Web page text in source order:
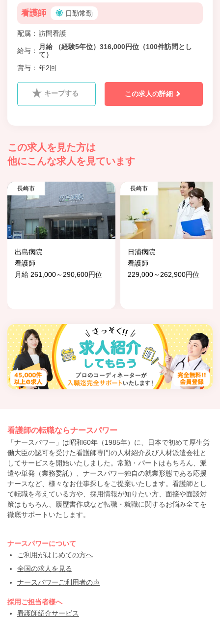
看護師 日勤常勤
配属 訪問看護
給与
月給 （経験5年位）316,000円位（100件訪問とし
て）
賞与
年2回
キープする この求人の詳細
この求人を見た方は
他にこんな求人を見ています
長崎市
出島病院
看護師
月給 261,000～290,600円位
長崎市
日浦病院
看護師
229,000～262,900円位
看護師の転職ならナースパワー
「ナースパワー」は昭和60年（1985年）に、日本で初めて厚生労
働大臣の認可を受けた看護師専門の人材紹介及び人材派遣会社と
してサービスを開始いたしました。常勤・パートはもちろん、派
遣や単発（業務委託）、ナースパワー独自の就業形態である応援
ナースなど、様々なお仕事探しをご提案いたします。看護師とし
て転職を考えている方や、採用情報が知りたい方、面接や面談対
策はもちろん、履歴書作成など転職・就職に関するお悩み全てを
徹底サポートいたします。
ナースパワーについて
ご利用がはじめての方へ
全国の求人を見る
ナースパワーご利用者の声
採用ご担当者様へ
看護師紹介サービス